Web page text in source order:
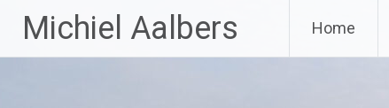
de
Michiel Aalbers Home